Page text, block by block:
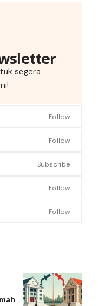
segera
Follow
Follow
Subscribe
Follow
Follow